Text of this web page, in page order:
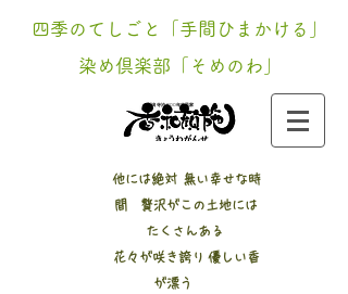
四季のてしごと「手間ひまかける」
染め倶楽部「そめのわ」
他には絶対 無い幸せな時
間 贅沢がこの土地には
たくさんある
花々が咲き誇り 優しい香
が漂う
新潟 寺泊 200年​古民家